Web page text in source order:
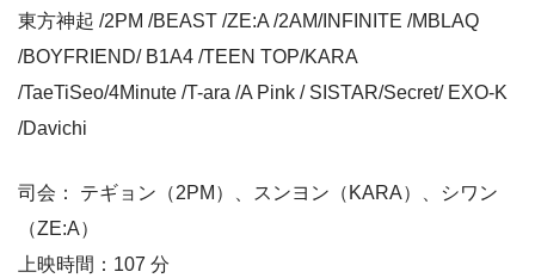
東方神起 /2PM /BEAST /ZE:A /2AM/INFINITE /MBLAQ
/BOYFRIEND/ B1A4 /TEEN TOP/KARA
/TaeTiSeo/4Minute /T-ara /A Pink / SISTAR/Secret/ EXO-K
/Davichi
司会： テギョン（2PM）、スンヨン（KARA）、シワン
（ZE:A）
上映時間：107 分